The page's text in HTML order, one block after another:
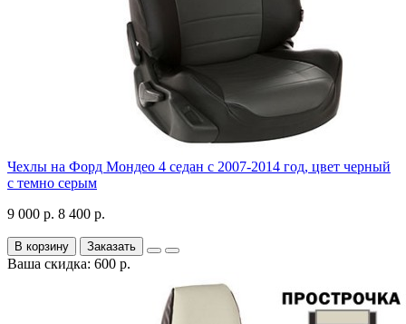
Чехлы на Форд Мондео 4 седан с 2007-2014 год, цвет черный
с темно серым
9 000 р. 8 400 р.
В корзину Заказать
Ваша скидка: 600 р.